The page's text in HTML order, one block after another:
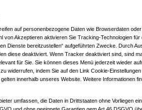
auf personenbezogene Daten wie Browserdaten
von Akzeptieren aktivieren Sie Tracking-Technologien für
Dienste bereitzustellen“ aufgeführten Zwecke. Durch
diese deaktiviert. Wenn Tracker deaktiviert sind, sind
für Sie. Sie können dieses Menü jederzeit wieder
widerrufen, indem Sie auf den Link Cookie-
innerhalb unseres Website. Weitere Informationen
umfassen, die Daten in Drittstaaten ohne Vorliegen
und ohne geeignete Garantien gem Art 46 DSGVO